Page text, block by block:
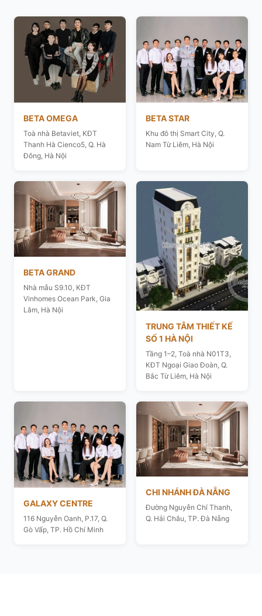
BETA OMEGA
Toà nhà Betaviet, KĐT
Thanh Hà Cienco5, Q. Hà
Đông, Hà Nội
BETA STAR
Khu đô thị Smart City, Q.
Nam Từ Liêm, Hà Nội
BETA GRAND
Nhà mẫu S9.10, KĐT
Vinhomes Ocean Park, Gia
Lâm, Hà Nội
TRUNG TÂM THIẾT KẾ
SỐ 1 HÀ NỘI
Tầng 1–2, Toà nhà N01T3,
KĐT Ngoại Giao Đoàn, Q.
Bắc Từ Liêm, Hà Nội
GALAXY CENTRE
116 Nguyễn Oanh, P.17, Q.
Gò Vấp, TP. Hồ Chí Minh
CHI NHÁNH ĐÀ NẴNG
Đường Nguyễn Chí Thanh,
Q. Hải Châu, TP. Đà Nẵng